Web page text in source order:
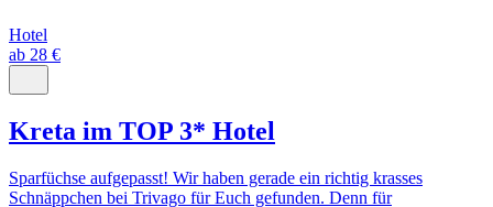
Hotel
ab 28 €
Kreta im TOP 3* Hotel
Sparfüchse aufgepasst! Wir haben gerade ein richtig krasses
Schnäppchen bei Trivago für Euch gefunden. Denn für